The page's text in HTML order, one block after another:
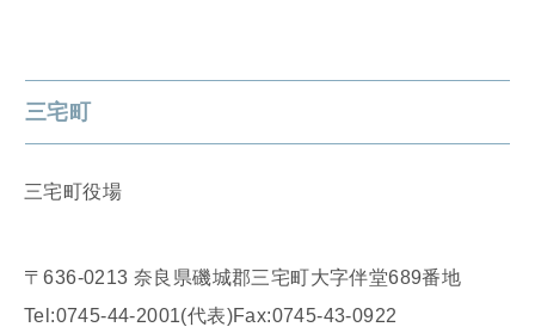
三宅町
三宅町役場
〒636-0213 奈良県磯城郡三宅町大字伴堂689番地
Tel:0745-44-2001(代表)Fax:0745-43-0922